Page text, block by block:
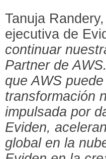
Tanuja
ejecutiva de
continuar
Partner de
que AWS
transformación
impulsada por
Eviden,
global en la